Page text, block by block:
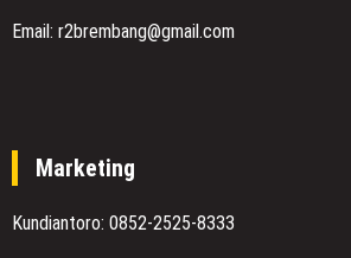
Email: r2brembang@gmail.com
Marketing
Kundiantoro: 0852-2525-8333